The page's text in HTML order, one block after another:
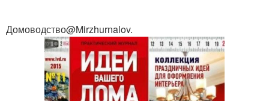
Домоводство@Mirzhurnalov.